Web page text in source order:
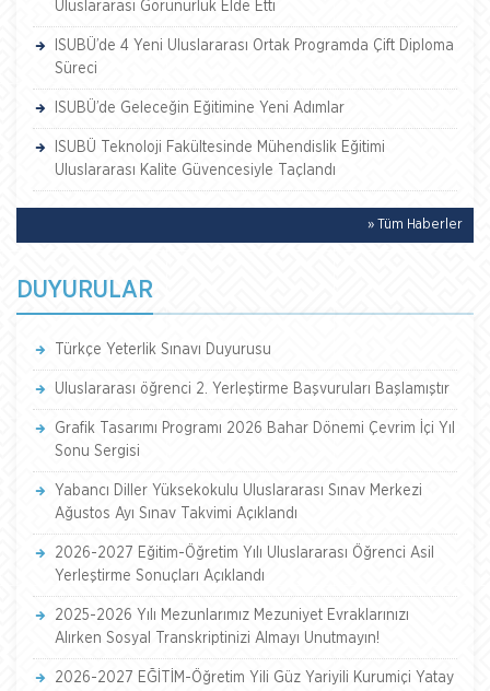
Uluslararası Görünürlük Elde Etti
ISUBÜ’de 4 Yeni Uluslararası Ortak Programda Çift Diploma
Süreci
ISUBÜ’de Geleceğin Eğitimine Yeni Adımlar
ISUBÜ Teknoloji Fakültesinde Mühendislik Eğitimi
Uluslararası Kalite Güvencesiyle Taçlandı
» Tüm Haberler
DUYURULAR
Türkçe Yeterlik Sınavı Duyurusu
Uluslararası öğrenci 2. Yerleştirme Başvuruları Başlamıştır
Grafik Tasarımı Programı 2026 Bahar Dönemi Çevrim İçi Yıl
Sonu Sergisi
Yabancı Diller Yüksekokulu Uluslararası Sınav Merkezi
Ağustos Ayı Sınav Takvimi Açıklandı
2026-2027 Eğitim-Öğretim Yılı Uluslararası Öğrenci Asil
Yerleştirme Sonuçları Açıklandı
2025-2026 Yılı Mezunlarımız Mezuniyet Evraklarınızı
Alırken Sosyal Transkriptinizi Almayı Unutmayın!
2026-2027 EĞİTİM-Öğretim Yili Güz Yariyili Kurumiçi Yatay